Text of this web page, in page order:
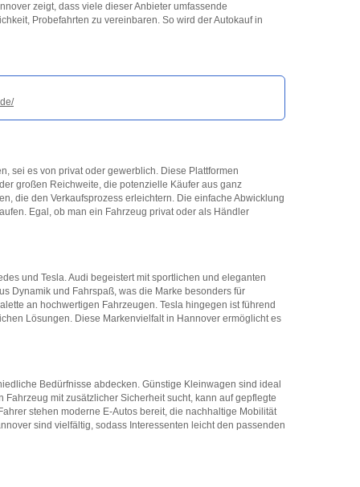
zeigt, dass viele dieser Anbieter umfassende
Probefahrten zu vereinbaren. So wird der Autokauf in
sei es von privat oder gewerblich. Diese Plattformen
großen Reichweite, die potenzielle Käufer aus ganz
die den Verkaufsprozess erleichtern. Die einfache Abwicklung
Egal, ob man ein Fahrzeug privat oder als Händler
und Tesla. Audi begeistert mit sportlichen und eleganten
Dynamik und Fahrspaß, was die Marke besonders für
an hochwertigen Fahrzeugen. Tesla hingegen ist führend
Lösungen. Diese Markenvielfalt in Hannover ermöglicht es
Bedürfnisse abdecken. Günstige Kleinwagen sind ideal
mit zusätzlicher Sicherheit sucht, kann auf gepflegte
stehen moderne E-Autos bereit, die nachhaltige Mobilität
sind vielfältig, sodass Interessenten leicht den passenden